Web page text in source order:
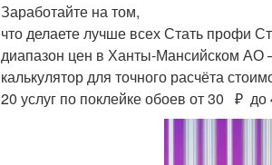
Заработайте на том,
что делаете лучше всех Стать профи
диапазон цен в Ханты-Мансийском АО
калькулятор для точного расчёта
20 услуг по поклейке обоев от 30 ₽